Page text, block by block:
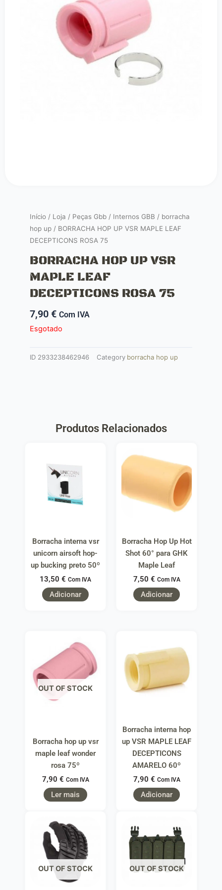
Início / Loja / Peças Gbb / Internos GBB / borracha
hop up / BORRACHA HOP UP VSR MAPLE LEAF
DECEPTICONS ROSA 75
BORRACHA HOP UP VSR
MAPLE LEAF
DECEPTICONS ROSA 75
7,90 € Com IVA
Esgotado
ID 2933238462946 Category borracha hop up
Produtos Relacionados
Borracha interna vsr
unicorn airsoft hop-
up bucking preto 50º
13,50 € Com IVA
Adicionar
Borracha Hop Up Hot
Shot 60° para GHK
Maple Leaf
7,50 € Com IVA
Adicionar
OUT OF STOCK
Borracha hop up vsr
maple leaf wonder
rosa 75º
7,90 € Com IVA
Ler mais
Borracha interna hop
up VSR MAPLE LEAF
DECEPTICONS
AMARELO 60º
7,90 € Com IVA
Adicionar
OUT OF STOCK OUT OF STOCK